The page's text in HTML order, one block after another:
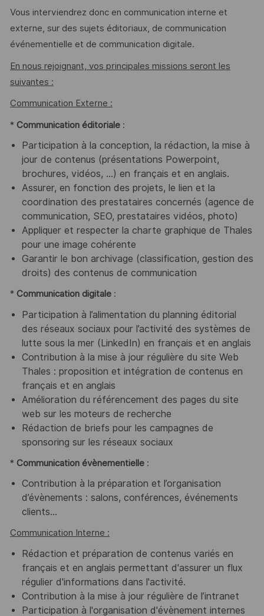
Vous interviendrez donc en communication interne et
externe, sur des sujets éditoriaux, de communication
événementielle et de communication digitale.
En nous rejoignant, vos principales missions seront les
suivantes :
Communication Externe :
* Communication éditoriale:
Participation à la conception, la rédaction, la mise à
jour de contenus (présentations Powerpoint,
brochures, vidéos, …) en français et en anglais.
Assurer, en fonction des projets, le lien et la
coordination des prestataires concernés (agence de
communication, SEO, prestataires vidéos, photo)
Appliquer et respecter la charte graphique de Thales
pour une image cohérente
Garantir le bon archivage (classification, gestion des
droits) des contenus de communication
* Communication digitale:
Participation à l’alimentation du planning éditorial
des réseaux sociaux pour l’activité des systèmes de
lutte sous la mer (LinkedIn) en français et en anglais
Contribution à la mise à jour régulière du site Web
Thales : proposition et intégration de contenus en
français et en anglais
Amélioration du référencement des pages du site
web sur les moteurs de recherche
Rédaction de briefs pour les campagnes de
sponsoring sur les réseaux sociaux
* Communication évènementielle:
Contribution à la préparation et l’organisation
d’évènements : salons, conférences, événements
clients…
Communication Interne :
Rédaction et préparation de contenus variés en
français et en anglais permettant d'assurer un flux
régulier d'informations dans l'activité.
Contribution à la mise à jour régulière de l’intranet
Participation à l'organisation d'évènement internes